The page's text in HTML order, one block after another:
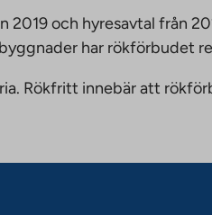
2019 och hyresavtal från
har rökförbudet
Rökfritt innebär att